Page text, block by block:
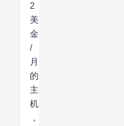
2
美
金
/
月
的
主
机
，